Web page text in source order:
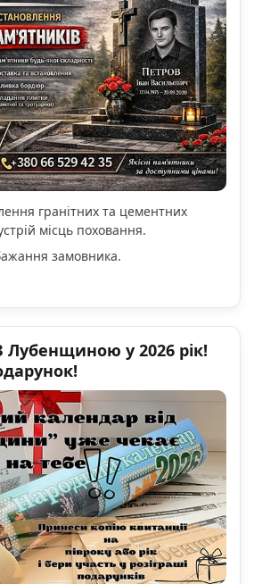
гранітних та цементних
місць поховання.
замовника.
Лубенщиною у 2026 рік!